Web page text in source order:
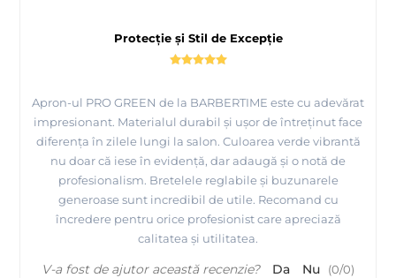
Protecție și Stil de Excepție
Apron-ul PRO GREEN de la BARBERTIME este cu adevărat
impresionant. Materialul durabil și ușor de întreținut face
diferența în zilele lungi la salon. Culoarea verde vibrantă
nu doar că iese în evidență, dar adaugă și o notă de
profesionalism. Bretelele reglabile și buzunarele
generoase sunt incredibil de utile. Recomand cu
încredere pentru orice profesionist care apreciază
calitatea și utilitatea.
V-a fost de ajutor această recenzie? Da Nu (0/0)